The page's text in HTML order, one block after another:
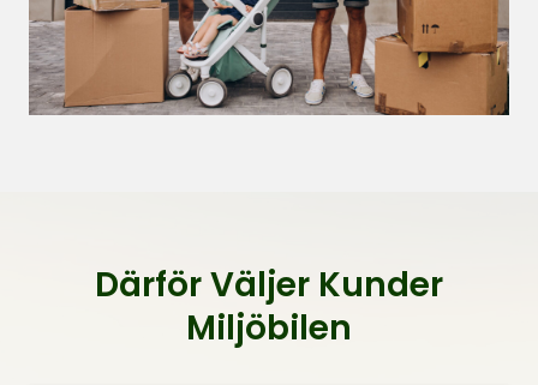
Därför Väljer Kunder
Miljöbilen